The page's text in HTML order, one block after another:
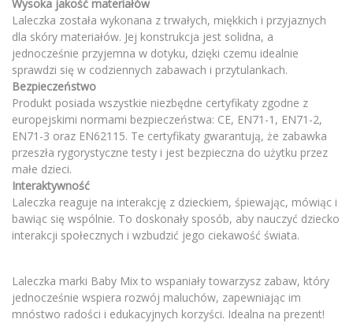
Wysoka jakość materiałów
Laleczka została wykonana z trwałych, miękkich i przyjaznych
dla skóry materiałów. Jej konstrukcja jest solidna, a
jednocześnie przyjemna w dotyku, dzięki czemu idealnie
sprawdzi się w codziennych zabawach i przytulankach.
Bezpieczeństwo
Produkt posiada wszystkie niezbędne certyfikaty zgodne z
europejskimi normami bezpieczeństwa: CE, EN71-1, EN71-2,
EN71-3 oraz EN62115. Te certyfikaty gwarantują, że zabawka
przeszła rygorystyczne testy i jest bezpieczna do użytku przez
małe dzieci.
Interaktywność
Laleczka reaguje na interakcję z dzieckiem, śpiewając, mówiąc i
bawiąc się wspólnie. To doskonały sposób, aby nauczyć dziecko
interakcji społecznych i wzbudzić jego ciekawość świata.
Laleczka marki Baby Mix to wspaniały towarzysz zabaw, który
jednocześnie wspiera rozwój maluchów, zapewniając im
mnóstwo radości i edukacyjnych korzyści. Idealna na prezent!